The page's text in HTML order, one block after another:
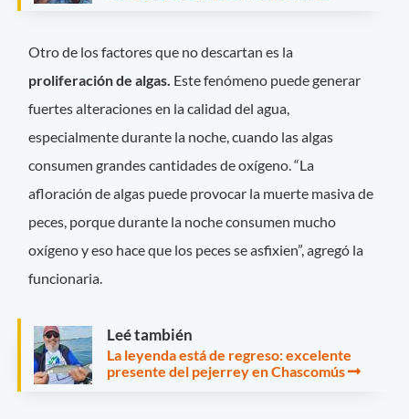
Otro de los factores que no descartan es la
proliferación de algas. Este fenómeno puede generar
fuertes alteraciones en la calidad del agua,
especialmente durante la noche, cuando las algas
consumen grandes cantidades de oxígeno. “La
afloración de algas puede provocar la muerte masiva de
peces, porque durante la noche consumen mucho
oxígeno y eso hace que los peces se asfixien”, agregó la
funcionaria.
Leé también
La leyenda está de regreso: excelente
presente del pejerrey en Chascomús